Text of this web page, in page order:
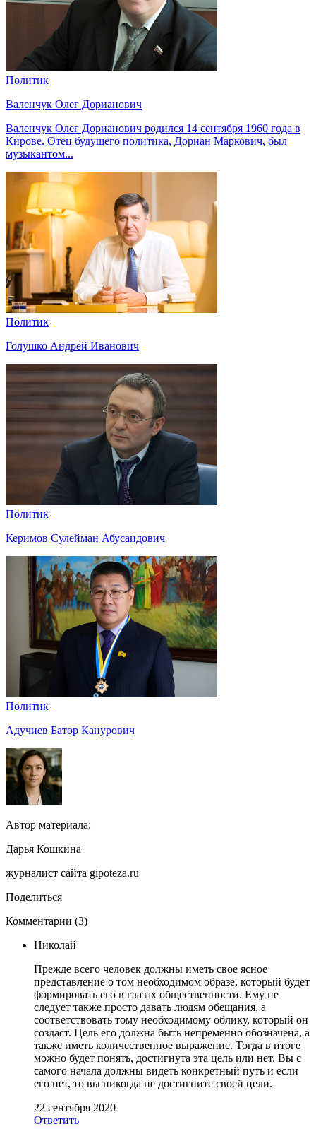
Политик
Валенчук Олег Дорианович
Валенчук Олег Дорианович родился 14 сентября 1960 года в
Кирове. Отец будущего политика, Дориан Маркович, был
музыкантом...
Политик
Голушко Андрей Иванович
Политик
Керимов Сулейман Абусаидович
Политик
Адучиев Батор Канурович
Автор материала:
Дарья Кошкина
журналист сайта gipoteza.ru
Поделиться
Комментарии (3)
Николай
Прежде всего человек должны иметь свое ясное
представление о том необходимом образе, который будет
формировать его в глазах общественности. Ему не
следует также просто давать людям обещания, а
соответствовать тому необходимому облику, который он
создаст. Цель его должна быть непременно обозначена, а
также иметь количественное выражение. Тогда в итоге
можно будет понять, достигнута эта цель или нет. Вы с
самого начала должны видеть конкретный путь и если
его нет, то вы никогда не достигните своей цели.
22 сентября 2020
Ответить